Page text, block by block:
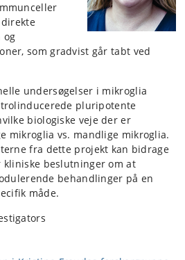
og
som gradvist går tabt ved
undersøgelser i mikroglia
pluripotente
biologiske veje der er
mikroglia vs. mandlige mikroglia.
fra dette projekt kan bidrage
beslutninger om at
behandlinger på en
måde.